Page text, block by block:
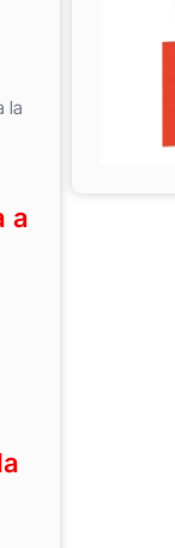
la
a